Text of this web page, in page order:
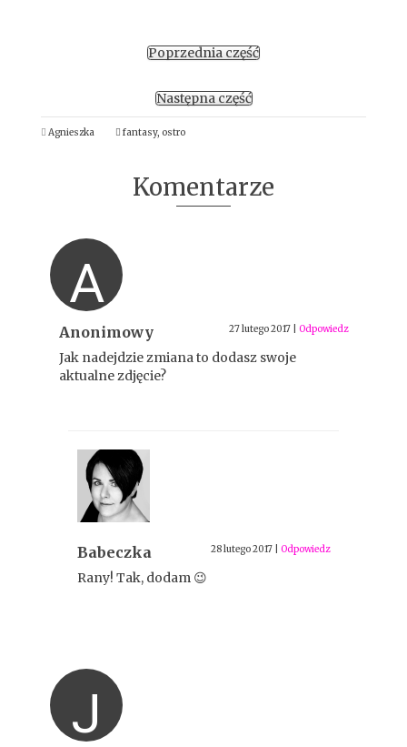
Poprzednia część
Następna część
Agnieszka fantasy, ostro
Komentarze
A
Anonimowy 27 lutego 2017 Odpowiedz
Jak nadejdzie zmiana to dodasz swoje
aktualne zdjęcie?
Babeczka 28 lutego 2017 Odpowiedz
Rany! Tak, dodam 😉
J